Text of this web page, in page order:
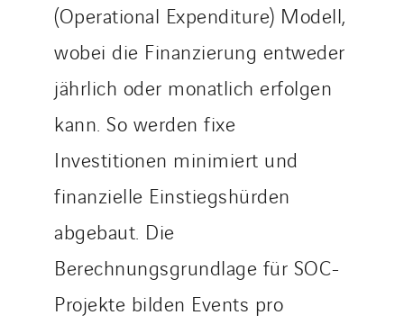
(Operational Expenditure) Modell,
wobei die Finanzierung entweder
jährlich oder monatlich erfolgen
kann. So werden fixe
Investitionen minimiert und
finanzielle Einstiegshürden
abgebaut. Die
Berechnungsgrundlage für SOC-
Projekte bilden Events pro